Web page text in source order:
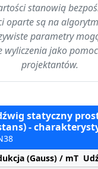
stanowią
oparte są na
parametry
wyliczenia jako
projektantów.
statyczny
-
(Gauss) / mT